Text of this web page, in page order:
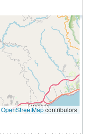
OpenStreetMapcontributors